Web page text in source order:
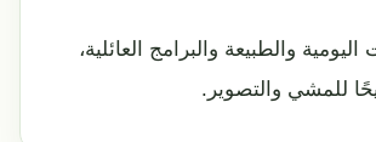
والطبيعة والبرامج العائلية،
للمشي والتصوير.